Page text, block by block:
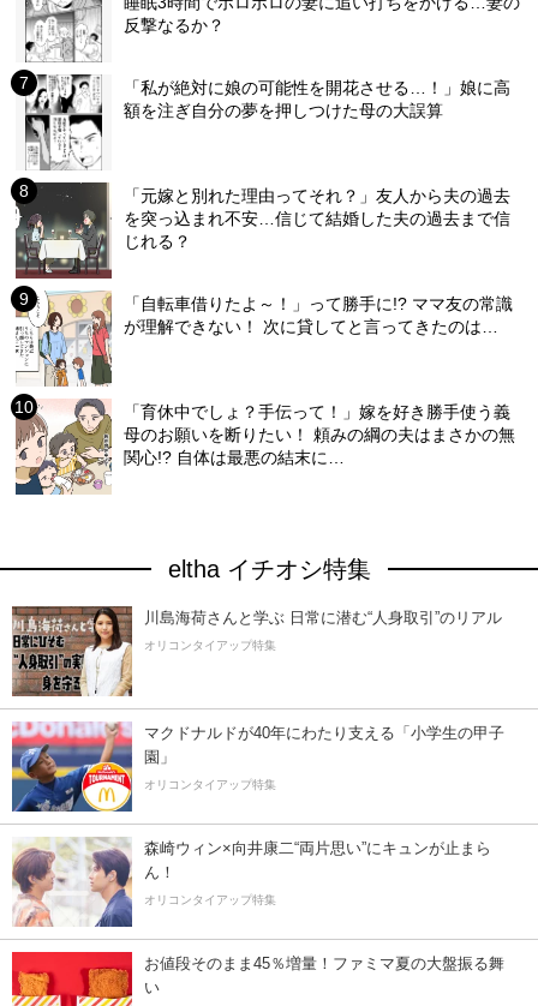
反撃なるか？
「私が絶対に娘の可能性を開花させる…！」娘に高
額を注ぎ自分の夢を押しつけた母の大誤算
「元嫁と別れた理由ってそれ？」友人から夫の過去
を突っ込まれ不安…信じて結婚した夫の過去まで信
じれる？
「自転車借りたよ～！」って勝手に!? ママ友の常識
が理解できない！ 次に貸してと言ってきたのは…
「育休中でしょ？手伝って！」嫁を好き勝手使う義
母のお願いを断りたい！ 頼みの綱の夫はまさかの無
関心!? 自体は最悪の結末に…
eltha イチオシ特集
川島海荷さんと学ぶ 日常に潜む“人身取引”のリアル
オリコンタイアップ特集
マクドナルドが40年にわたり支える「小学生の甲子
園」
オリコンタイアップ特集
森崎ウィン×向井康二“両片思い”にキュンが止まら
ん！
オリコンタイアップ特集
お値段そのまま45％増量！ファミマ夏の大盤振る舞
い